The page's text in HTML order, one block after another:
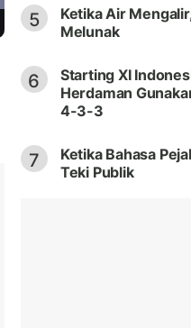
5
Ketika Air
Melunak
6
Starting XI
Herdaman
4-3-3
7
Ketika Bahasa
Teki Publik